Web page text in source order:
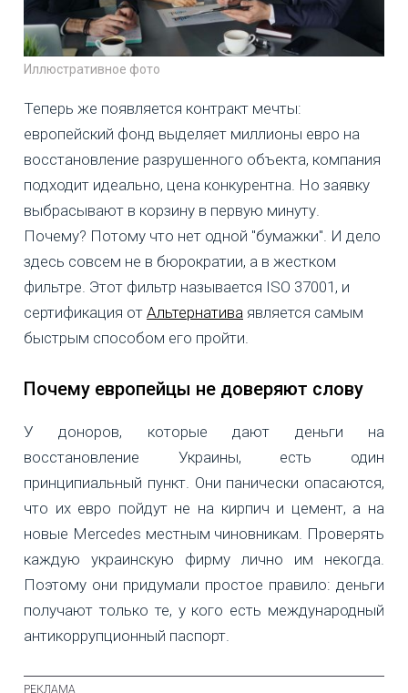
Иллюстративное фото
Теперь же появляется контракт мечты:
европейский фонд выделяет миллионы евро на
восстановление разрушенного объекта, компания
подходит идеально, цена конкурентна. Но заявку
выбрасывают в корзину в первую минуту.
Почему? Потому что нет одной "бумажки". И дело
здесь совсем не в бюрократии, а в жестком
фильтре. Этот фильтр называется ISO 37001, и
сертификация от Альтернатива является самым
быстрым способом его пройти.
Почему европейцы не доверяют слову
У доноров, которые дают деньги на
восстановление Украины, есть один
принципиальный пункт. Они панически опасаются,
что их евро пойдут не на кирпич и цемент, а на
новые Mercedes местным чиновникам. Проверять
каждую украинскую фирму лично им некогда.
Поэтому они придумали простое правило: деньги
получают только те, у кого есть международный
антикоррупционный паспорт.